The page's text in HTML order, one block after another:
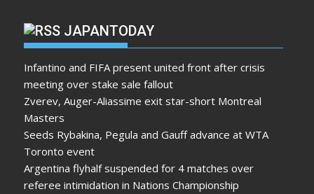
JAPANTODAY
Infantino and FIFA present united front after crisis
meeting over stake sale fallout
Zverev, Auger-Aliassime exit star-short Montreal
Masters
Seeds Rybakina, Pegula and Gauff advance at WTA
Toronto event
Argentina flyhalf suspended for 4 matches over
referee intimidation in Nations Championship